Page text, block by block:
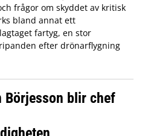
frågor om skyddet av kritisk
bland annat ett
fartyg, en stor
efter drönarflygning
Börjesson blir chef